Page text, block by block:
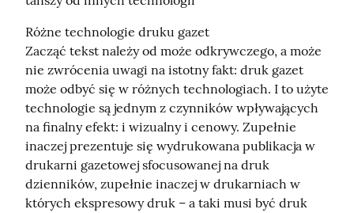
Różne technologie druku gazet
Zacząć tekst należy od może odkrywczego, a może
nie zwrócenia uwagi na istotny fakt: druk gazet
może odbyć się w różnych technologiach. I to użyte
technologie są jednym z czynników wpływających
na finalny efekt: i wizualny i cenowy. Zupełnie
inaczej prezentuje się wydrukowana publikacja w
drukarni gazetowej sfocusowanej na druk
dzienników, zupełnie inaczej w drukarniach w
których ekspresowy druk – a taki musi być druk